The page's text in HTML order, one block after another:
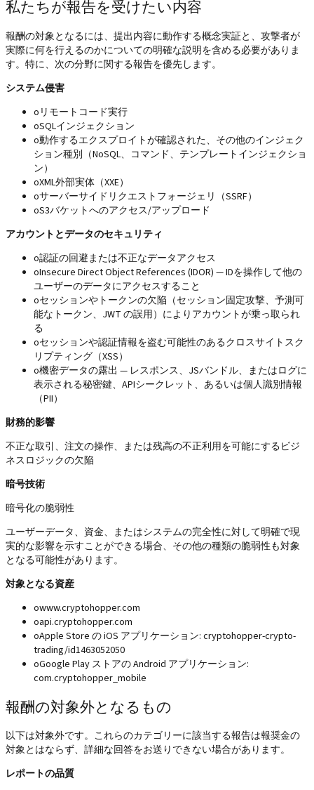
私たちが報告を受けたい内容
報酬の対象となるには、提出内容に動作する概念実証と、攻撃者が
実際に何を行えるのかについての明確な説明を含める必要がありま
す。特に、次の分野に関する報告を優先します。
システム侵害
o リモートコード実行
oSQLインジェクション
o動作するエクスプロイトが確認された、その他のインジェク
ション種別（NoSQL、コマンド、テンプレートインジェクショ
ン）
oXML外部実体（XXE）
oサーバーサイドリクエストフォージェリ（SSRF）
oS3バケットへのアクセス/アップロード
アカウントとデータのセキュリティ
o認証の回避または不正なデータアクセス
oInsecure Direct Object References (IDOR) — IDを操作して他の
ユーザーのデータにアクセスすること
oセッションやトークンの欠陥（セッション固定攻撃、予測可
能なトークン、JWT の誤用）によりアカウントが乗っ取られ
る
oセッションや認証情報を盗む可能性のあるクロスサイトスク
リプティング（XSS）
o機密データの露出 — レスポンス、JSバンドル、またはログに
表示される秘密鍵、APIシークレット、あるいは個人識別情報
（PII）
財務的影響
不正な取引、注文の操作、または残高の不正利用を可能にするビジ
ネスロジックの欠陥
暗号技術
暗号化の脆弱性
ユーザーデータ、資金、またはシステムの完全性に対して明確で現
実的な影響を示すことができる場合、その他の種類の脆弱性も対象
となる可能性があります。
対象となる資産
owww.cryptohopper.com
oapi.cryptohopper.com
oApple Store の iOS アプリケーション: cryptohopper-crypto-
trading/id1463052050
oGoogle Play ストアの Android アプリケーション:
com.cryptohopper_mobile
報酬の対象外となるもの
以下は対象外です。これらのカテゴリーに該当する報告は報奨金の
対象とはならず、詳細な回答をお送りできない場合があります。
レポートの品質